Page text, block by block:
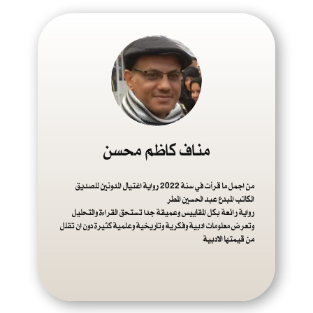
مناف كاظم محسن
من اجمل ما قرأت في سنة 2022 رواية اغتيال المدونين للصديق
الكاتب المبدع عبد الحسين المطر
رواية رائعة بكل المقاييس وعميقة جدا تستحق القراءة والتحليل
وتعرض معلومات ادبية وفكرية وتاريخية وعلمية كثيرة دون ان تقلل
من قيمتها الادبية